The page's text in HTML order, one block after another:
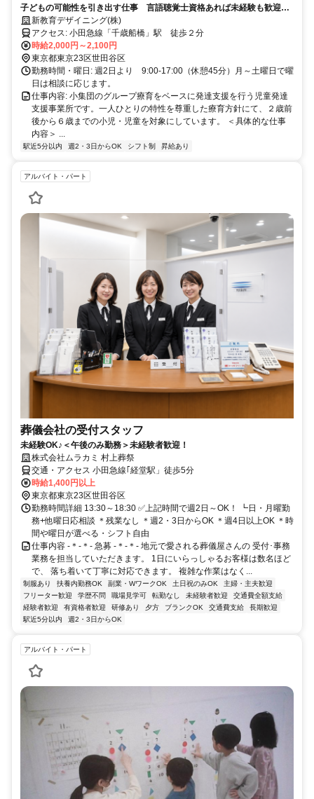
子どもの可能性を引き出す仕事 言語聴覚士資格あれば未経験も歓迎！
週2日勤務
新教育デザイニング(株)
アクセス: 小田急線「千歳船橋」駅 徒歩２分
時給2,000円～2,100円
東京都東京23区世田谷区
勤務時間・曜日: 週2日より 9:00-17:00（休憩45分）月～土曜日で曜
日は相談に応じます。
仕事内容: 小集団のグループ療育をベースに発達支援を行う児童発達
支援事業所です。一人ひとりの特性を尊重した療育方針にて、２歳前
後から６歳までの小児・児童を対象にしています。 ＜具体的な仕事
内容＞ ...
駅近5分以内 週2・3日からOK シフト制 昇給あり
アルバイト・パート
葬儀会社の受付スタッフ
未経験OK♪＜午後のみ勤務＞未経験者歓迎！
株式会社ムラカミ 村上葬祭
交通・アクセス 小田急線｢経堂駅」徒歩5分
時給1,400円以上
東京都東京23区世田谷区
勤務時間詳細 13:30～18:30 ✅上記時間で週2日～OK！ ┗日・月曜勤
務+他曜日応相談 ＊残業なし ＊週2・3日からOK ＊週4日以上OK ＊時
間や曜日が選べる・シフト自由
仕事内容 -＊-＊- 急募 -＊-＊- 地元で愛される葬儀屋さんの 受付･事務
業務を担当していただきます。 1日にいらっしゃるお客様は数名ほど
で、 落ち着いて丁寧に対応できます。 複雑な作業はなく...
制服あり 扶養内勤務OK 副業・WワークOK 土日祝のみOK
主婦・主夫歓迎
フリーター歓迎
学歴不問 職場見学可 転勤なし 未経験者歓迎
交通費全額支給
経験者歓迎
有資格者歓迎 研修あり 夕方 ブランクOK 交通費支給
長期歓迎
駅近5分以内
週2・3日からOK
アルバイト・パート